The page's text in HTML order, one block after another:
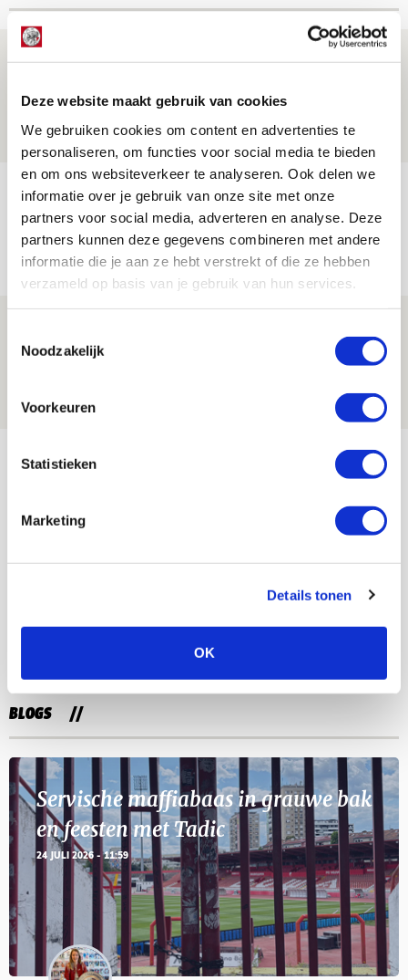
Deze website maakt gebruik van cookies
We gebruiken cookies om content en advertenties te
personaliseren, om functies voor social media te bieden
en om ons websiteverkeer te analyseren. Ook delen we
informatie over je gebruik van onze site met onze
partners voor social media, adverteren en analyse. Deze
partners kunnen deze gegevens combineren met andere
informatie die je aan ze hebt verstrekt of die ze hebben
verzameld op basis van je gebruik van hun services.
Noodzakelijk
Voorkeuren
Statistieken
Marketing
Details tonen
OK
Drie dingen die je moet weten over PEC
NIEUWS
Míchels elf: met welke formatie begin
jij aan nieuw eredivisieseizoen?
08 AUGUSTUS 2026 - 11:34
NIEUWS
maakt Abdalla ‘geen reet’ uit
NIEUWS
AUG
Selectiedag ballenjongens/-meiden
[VOL]
Geef Mij Maar Amsterdam
BLOGS
Servische maffiabaas in grauwe bak
en feesten met Tadic
24 JULI 2026 - 11:59